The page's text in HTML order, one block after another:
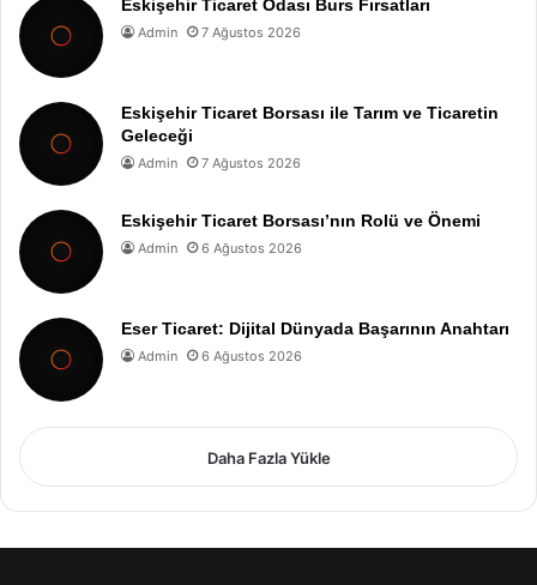
Eskişehir Ticaret Odası Burs Fırsatları
Admin 7 Ağustos 2026
Eskişehir Ticaret Borsası ile Tarım ve Ticaretin
Geleceği
Admin 7 Ağustos 2026
Eskişehir Ticaret Borsası’nın Rolü ve Önemi
Admin 6 Ağustos 2026
Eser Ticaret: Dijital Dünyada Başarının Anahtarı
Admin 6 Ağustos 2026
Daha Fazla Yükle